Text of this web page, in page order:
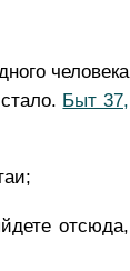
человека
Быт 37,
отсюда,